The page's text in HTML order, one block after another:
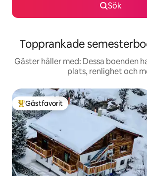
Sök
Topprankade
Gäster håller med: Dessa boenden
plats, renlighet och
Populär gästfavorit
Gästfavorit